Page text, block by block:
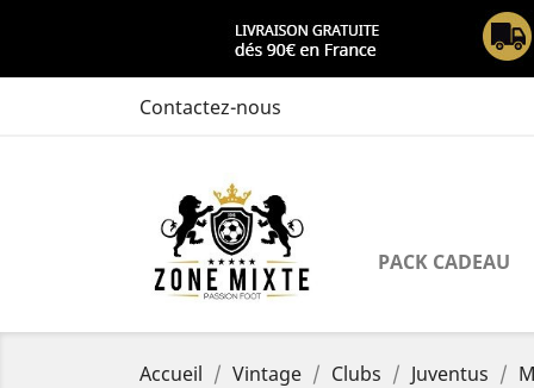
Contactez-nous
PACK CADEAU
Accueil Vintage Clubs Juventus